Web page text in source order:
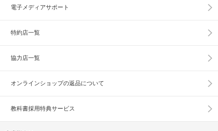
電子メディアサポート
特約店一覧
協力店一覧
オンラインショップの返品について
教科書採用特典サービス